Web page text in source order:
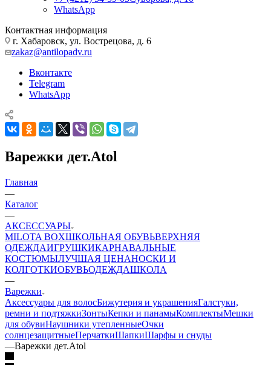
WhatsApp
Контактная информация
г. Хабаровск, ул. Вострецова, д. 6
zakaz@antilopadv.ru
Вконтакте
Telegram
WhatsApp
Варежки дет.Atol
Главная
—
Каталог
—
АКСЕССУАРЫ
MILOTA BOXШКОЛЬНАЯ ОБУВЬВЕРХНЯЯ
ОДЕЖДАИГРУШКИКАРНАВАЛЬНЫЕ
КОСТЮМЫЛУЧШАЯ ЦЕНАНОСКИ И
КОЛГОТКИОБУВЬОДЕЖДАШКОЛА
—
Варежки
Аксессуары для волосБижутерия и украшенияГалстуки,
ремни и подтяжкиЗонтыКепки и панамыКомплектыМешки
для обувиНаушники утепленныеОчки
солнцезащитныеПерчаткиШапкиШарфы и снуды
—Варежки дет.Atol